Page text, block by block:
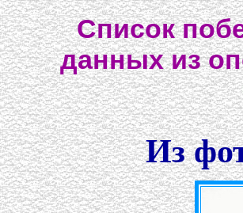
Список
данных из
Из